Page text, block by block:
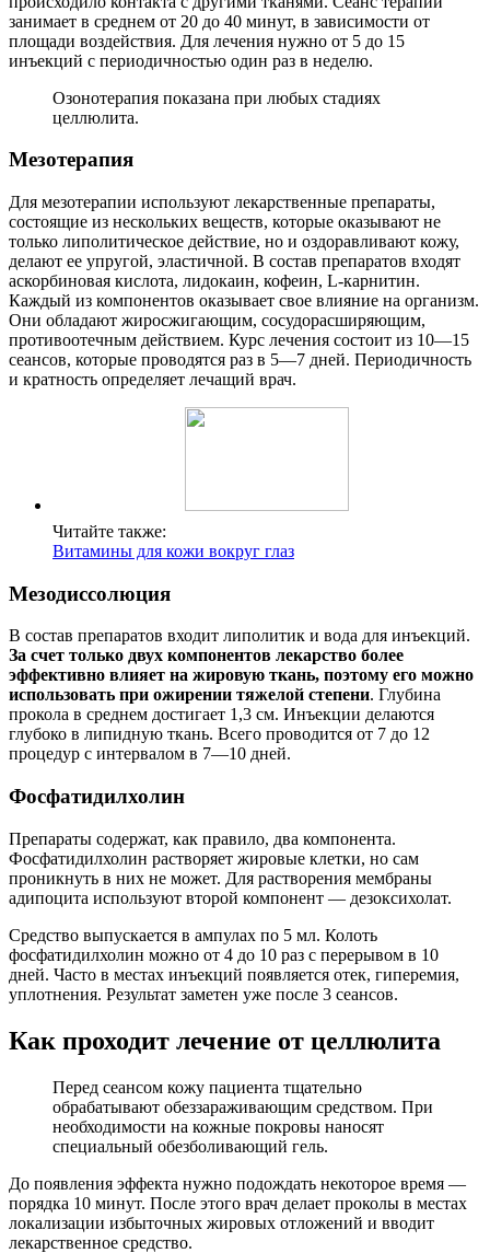
занимает в среднем от 20 до 40 минут, в зависимости от
площади воздействия. Для лечения нужно от 5 до 15
инъекций с периодичностью один раз в неделю.
Озонотерапия показана при любых стадиях
целлюлита.
Мезотерапия
Для мезотерапии используют лекарственные препараты,
состоящие из нескольких веществ, которые оказывают не
только липолитическое действие, но и оздоравливают кожу,
делают ее упругой, эластичной. В состав препаратов входят
аскорбиновая кислота, лидокаин, кофеин, L-карнитин.
Каждый из компонентов оказывает свое влияние на организм.
Они обладают жиросжигающим, сосудорасширяющим,
противоотечным действием. Курс лечения состоит из 10—15
сеансов, которые проводятся раз в 5—7 дней. Периодичность
и кратность определяет лечащий врач.
Читайте также:
Витамины для кожи вокруг глаз
Мезодиссолюция
В состав препаратов входит липолитик и вода для инъекций.
За счет только двух компонентов лекарство более
эффективно влияет на жировую ткань, поэтому его можно
использовать при ожирении тяжелой степени. Глубина
прокола в среднем достигает 1,3 см. Инъекции делаются
глубоко в липидную ткань. Всего проводится от 7 до 12
процедур с интервалом в 7—10 дней.
Фосфатидилхолин
Препараты содержат, как правило, два компонента.
Фосфатидилхолин растворяет жировые клетки, но сам
проникнуть в них не может. Для растворения мембраны
адипоцита используют второй компонент — дезоксихолат.
Средство выпускается в ампулах по 5 мл. Колоть
фосфатидилхолин можно от 4 до 10 раз с перерывом в 10
дней. Часто в местах инъекций появляется отек, гиперемия,
уплотнения. Результат заметен уже после 3 сеансов.
Как проходит лечение от целлюлита
Перед сеансом кожу пациента тщательно
обрабатывают обеззараживающим средством. При
необходимости на кожные покровы наносят
специальный обезболивающий гель.
До появления эффекта нужно подождать некоторое время —
порядка 10 минут. После этого врач делает проколы в местах
локализации избыточных жировых отложений и вводит
лекарственное средство.